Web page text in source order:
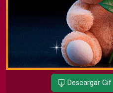
Descargar Gif